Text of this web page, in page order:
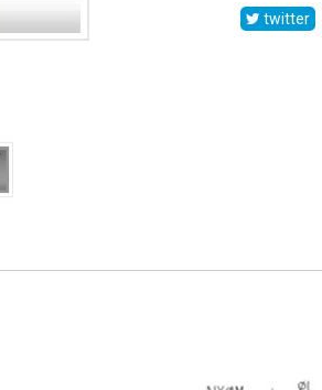
twitter